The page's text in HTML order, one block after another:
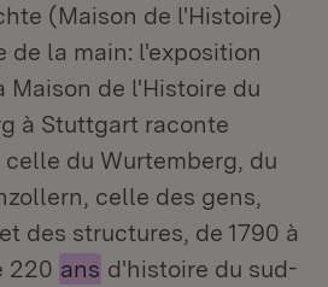
(Maison de l'Histoire)
de la main: l'exposition
Maison de l'Histoire du
à Stuttgart raconte
du Wurtemberg, du
celle des gens,
des structures, de 1790 à
220 ans d'histoire du sud-